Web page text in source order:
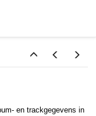
en trackgegevens in